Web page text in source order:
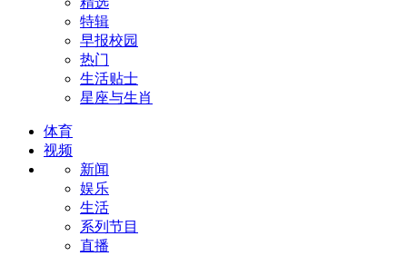
特辑
早报校园
热门
生活贴士
星座与生肖
体育
视频
新闻
娱乐
生活
系列节目
直播